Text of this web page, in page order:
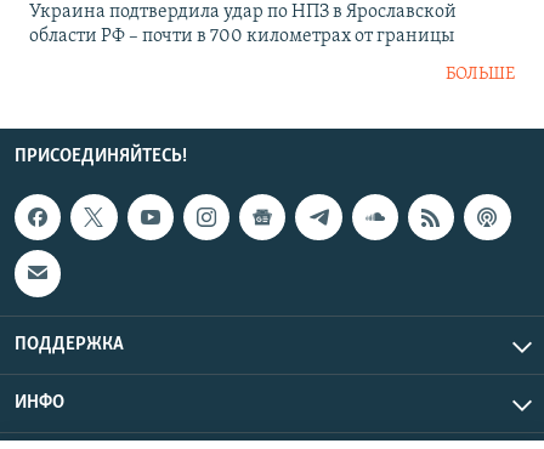
Украина подтвердила удар по НПЗ в Ярославской
области РФ – почти в 700 километрах от границы
БОЛЬШЕ
ПРИСОЕДИНЯЙТЕСЬ!
ПОДДЕРЖКА
ИНФО